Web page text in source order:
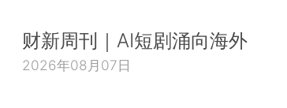
财新周刊｜AI短剧涌向海外
2026年08月07日